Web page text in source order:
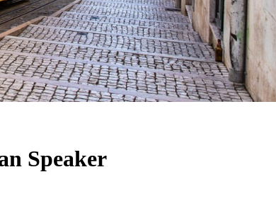
Speaker